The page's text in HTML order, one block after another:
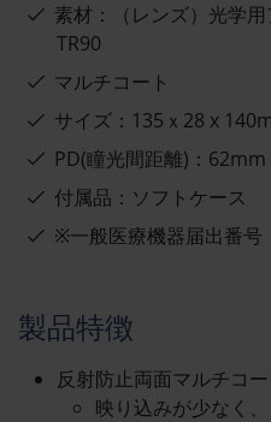
素材：（レンズ）光学
TR90
マルチコート
サイズ：135ｘ28 x
PD(瞳光間距離)：62mm
付属品：ソフトケース
※一般医療機器届出番号
製品特徴
反射防止両面マルチコー
映り込みが少なく